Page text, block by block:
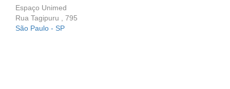
Espaço Unimed
Rua Tagipuru , 795
São Paulo - SP